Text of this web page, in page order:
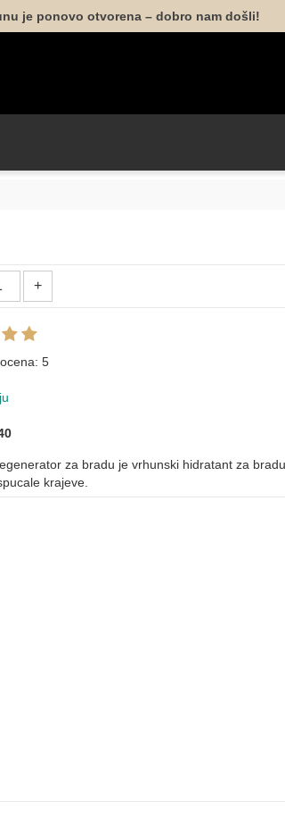
je ponovo otvorena – dobro nam došli!
5
za bradu je vrhunski hidratant za
krajeve.